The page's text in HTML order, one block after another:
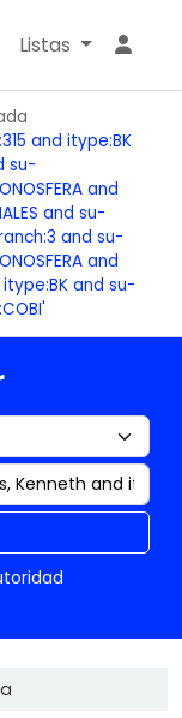
Listas
and itype:BK
su-
and
and su-
and su-
and
and su-